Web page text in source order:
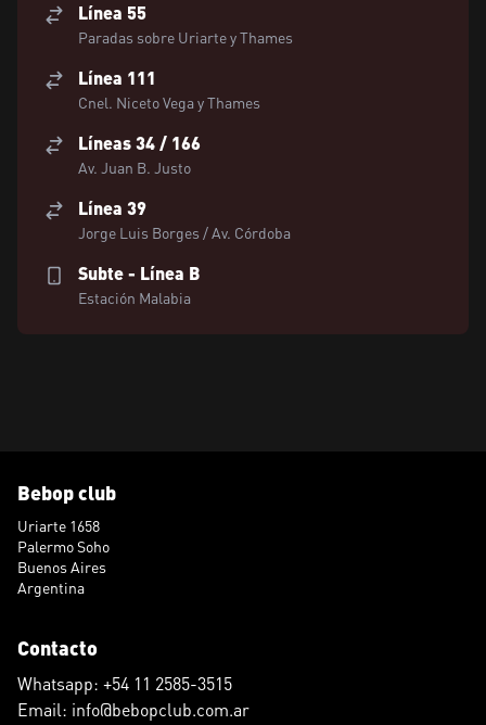
Línea 55
Paradas sobre Uriarte y Thames
Línea 111
Cnel. Niceto Vega y Thames
Líneas 34 / 166
Av. Juan B. Justo
Línea 39
Jorge Luis Borges / Av. Córdoba
Subte - Línea B
Estación Malabia
Bebop club
Uriarte 1658
Palermo Soho
Buenos Aires
Argentina
Contacto
Whatsapp: +54 11 2585-3515
Email: info@bebopclub.com.ar